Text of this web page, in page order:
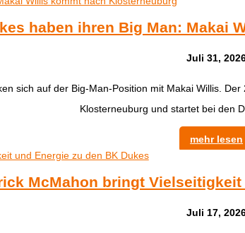
haben ihren Big Man: Makai
Juli 31,
sich auf der Big-Man-Position mit Makai Willis.
Klosterneuburg und startet bei den
mehr lesen
McMahon bringt
Juli 17,